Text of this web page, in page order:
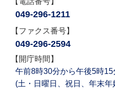
049-296-1211
【ファクス番号】
049-296-2594
【開庁時間】
午前8時30分から午後5時15
(土・日曜日、祝日、年末年